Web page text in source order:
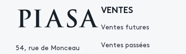
54, rue de Monceau
VENTES
Ventes futures
Ventes passées